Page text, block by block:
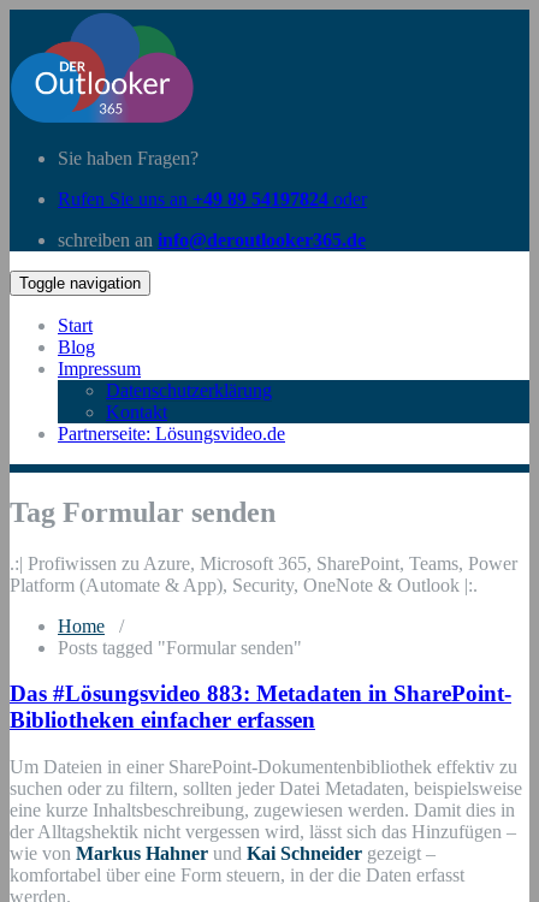
Sie haben Fragen?
Rufen Sie uns an +49 89 54197824 oder
schreiben an info@deroutlooker365.de
Toggle navigation
Start
Blog
Impressum
Datenschutzerklärung
Kontakt
Partnerseite: Lösungsvideo.de
Tag Formular senden
.:| Profiwissen zu Azure, Microsoft 365, SharePoint, Teams, Power
Platform (Automate & App), Security, OneNote & Outlook |:.
Home /
Posts tagged "Formular senden"
Das #Lösungsvideo 883: Metadaten in SharePoint-
Bibliotheken einfacher erfassen
Um Dateien in einer SharePoint-Dokumentenbibliothek effektiv zu
suchen oder zu filtern, sollten jeder Datei Metadaten, beispielsweise
eine kurze Inhaltsbeschreibung, zugewiesen werden. Damit dies in
der Alltagshektik nicht vergessen wird, lässt sich das Hinzufügen –
wie von Markus Hahner und Kai Schneider gezeigt –
komfortabel über eine Form steuern, in der die Daten erfasst
werden.